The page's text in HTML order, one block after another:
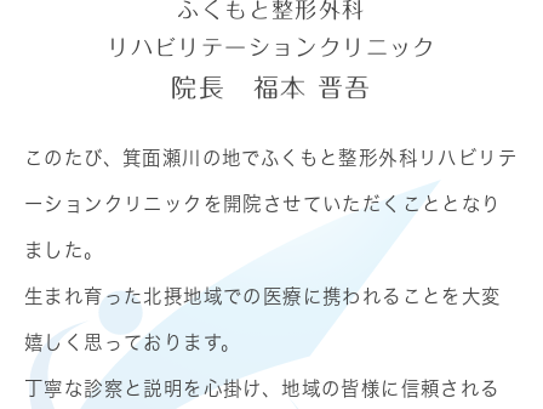
このたび、箕面瀬川の地でふくもと整形外科リハビリテ
ーションクリニックを開院させていただくこととなり
ました。
生まれ育った北摂地域での医療に携われることを大変
嬉しく思っております。
丁寧な診察と説明を心掛け、地域の皆様に信頼される
ふくもと整形外科
リハビリテーションクリニック
院長 福本 晋吾